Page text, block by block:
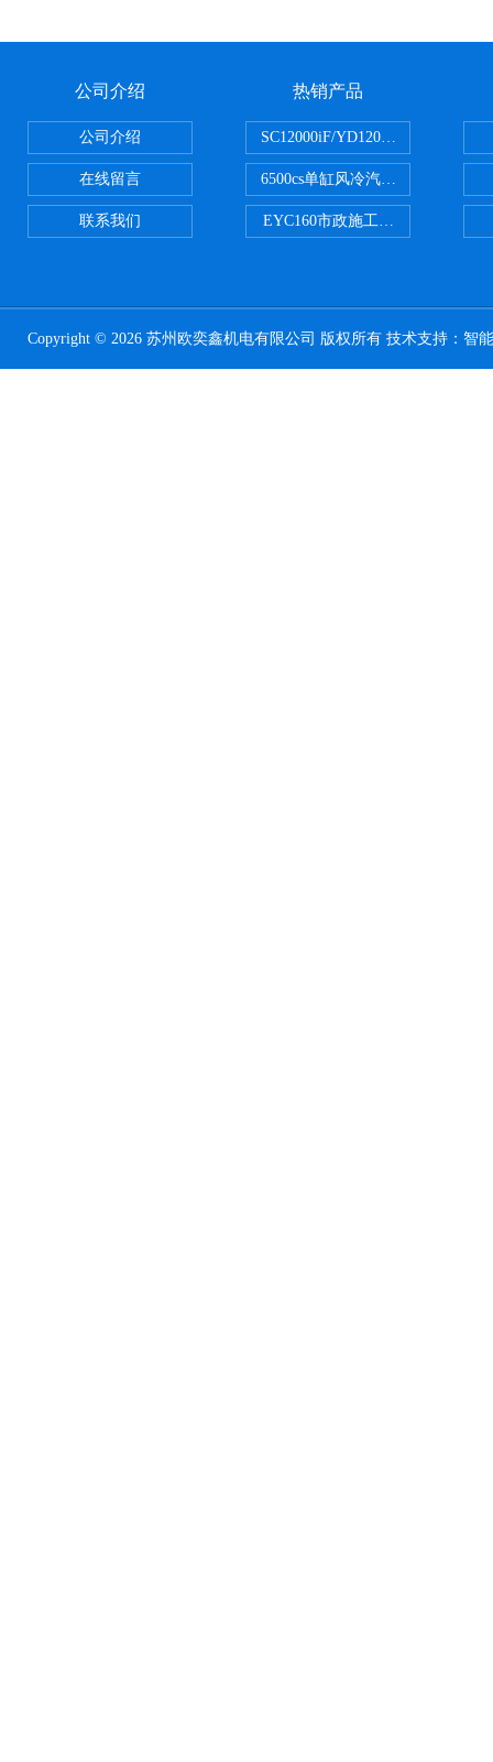
公司介绍
公司介绍
在线留言
联系我们
热销产品
SC12000iF/YD12000大疆T30用
6500cs单缸风冷汽油发电机小型
EYC160市政施工用路面切割机配
Copyright © 2026 苏州欧奕鑫机电有限公司 版权所有 技术支持： 智